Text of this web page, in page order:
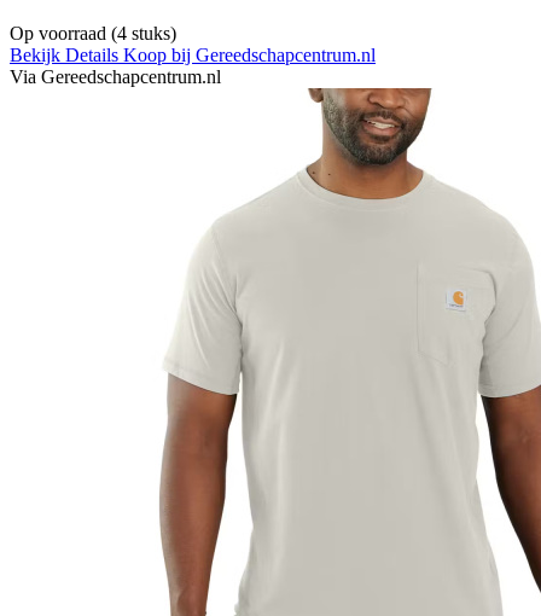
Op voorraad (4 stuks)
Bekijk Details Koop bij Gereedschapcentrum.nl
Via Gereedschapcentrum.nl